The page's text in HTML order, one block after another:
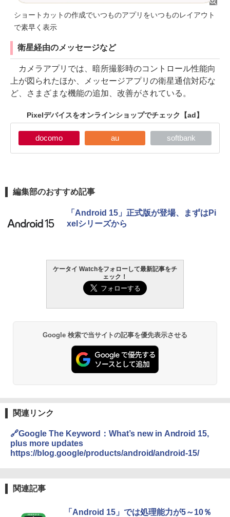
ショートカットの作成でいつものアプリをいつものレイアウト
で素早く表示
衛星経由のメッセージなど
カメラアプリでは、暗所撮影時のコントロール性能向
上が図られたほか、メッセージアプリの衛星通信対応な
ど、さまざまな機能の追加、改善がされている。
Pixelデバイスをオンラインショップでチェック 【ad】
docomo au softbank
編集部のおすすめ記事
「Android 15」正式版が登場、まずはPi
xelシリーズから
ケータイ Watchをフォローして最新記事をチ
ェック！
Google 検索で当サイトの記事を優先表示させる
関連リンク
🔗Google The Keyword：What’s new in Android 15,
plus more updates
https://blog.google/products/android/android-15/
関連記事
「Android 15」では処理能力が5～10％